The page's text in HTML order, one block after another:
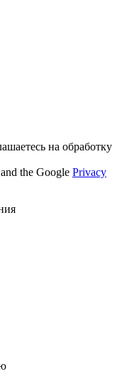
на обработку
the Google Privacy